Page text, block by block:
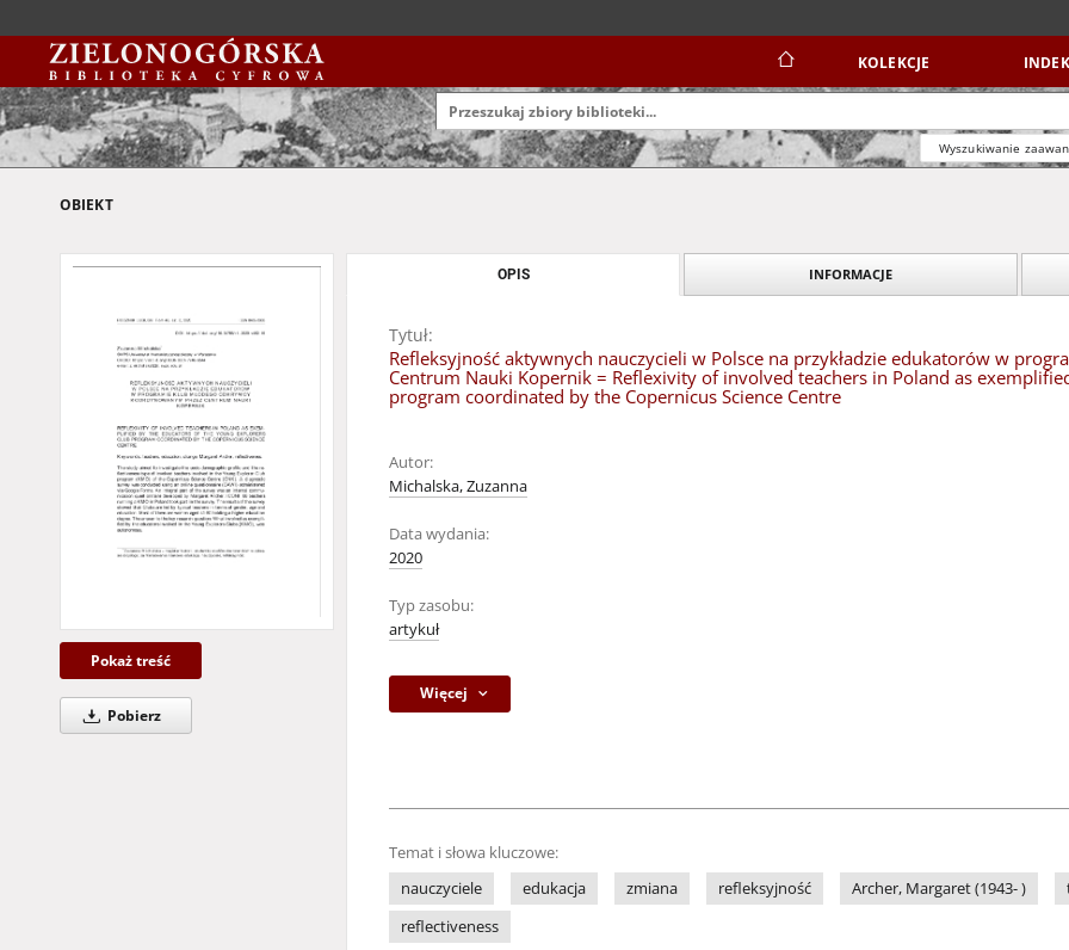
KOLEKCJE
Wyszukiwanie
OBIEKT
Pokaż treść
Pobierz
OPIS INFORMACJE
Tytuł:
Refleksyjność aktywnych nauczycieli w Polsce na przykładzie edukatorów w
Centrum Nauki Kopernik = Reflexivity of involved teachers in Poland as
program coordinated by the Copernicus Science Centre
Autor:
Michalska, Zuzanna
Data wydania:
2020
Typ zasobu:
artykuł
Więcej
Temat i słowa kluczowe:
nauczyciele
edukacja zmiana refleksyjność Archer, Margaret (1943- )
reflectiveness